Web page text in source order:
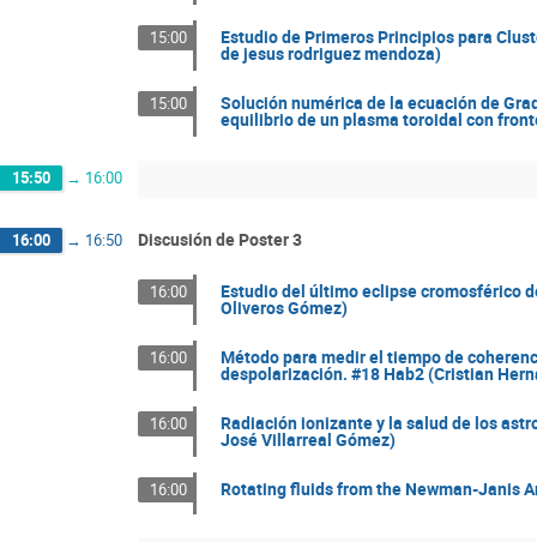
15:00 Estudio de Primeros Principios para
de jesus rodriguez mendoza)
15:00 Solución numérica de la ecuación de
equilibrio de un plasma toroidal con
15:50 → 16:00
16:00 → 16:50 Discusión de Poster 3
16:00 Estudio del último eclipse cromosférico
Oliveros Gómez)
16:00 Método para medir el tiempo de
despolarización. #18 Hab2 (Cristian
16:00 Radiación ionizante y la salud de los
José Villarreal Gómez)
16:00 Rotating fluids from the Newman-Janis